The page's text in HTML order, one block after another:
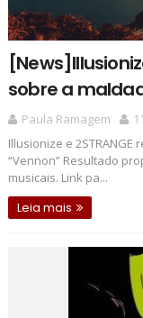
sobre a
Paula Ramagem
Illusionize e
“Vennon” Resultado
musicais. Link pa...
Leia mais